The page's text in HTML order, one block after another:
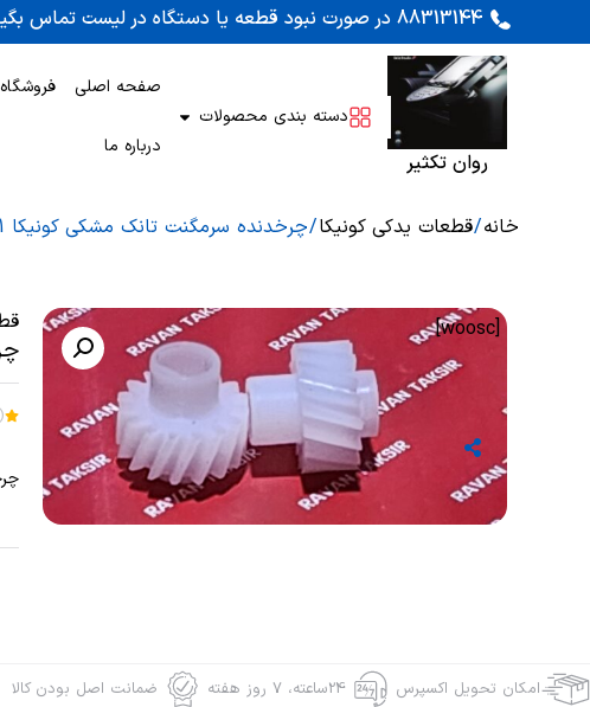
88313144 در صورت نبود قطعه یا دستگاه در لیست تماس بگیرید. اوراقی کونیکا 452 و 450 موجود است
روان تکثیر
دسته بندی محصولات
صفحه اصلی فروشگاه
درباره ما
خانه/قطعات یدکی کونیکا/ چرخدنده سرمگنت تانک مشکی کونیکا 451
[woosc]
(0 دیدگاه)
امکان تحویل اکسپرس 24ساعته، 7 روز هفته ضمانت اصل بودن کالا